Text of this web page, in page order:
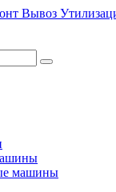
Вывоз
машины